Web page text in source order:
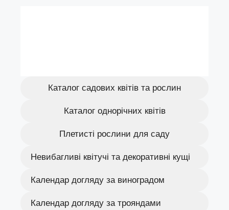
Каталог садових квітів та рослин
Каталог однорічних квітів
Плетисті рослини для саду
Невибагливі квітучі та декоративні кущі
Календар догляду за виноградом
Календар догляду за трояндами